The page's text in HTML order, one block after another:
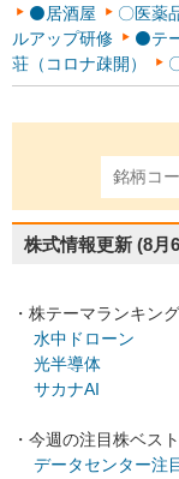
⚫居酒屋
〇医薬
ルアップ研修
⚫テ
荘（コロナ疎開）
株式情報更新 (8月
・株テーマランキン
水中ドローン
光半導体
サカナAI
・今週の注目株ベス
データセンター注